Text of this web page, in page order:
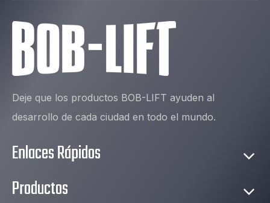
Deje que los productos BOB-LIFT ayuden al
desarrollo de cada ciudad en todo el mundo.
Enlaces Rápidos
Productos